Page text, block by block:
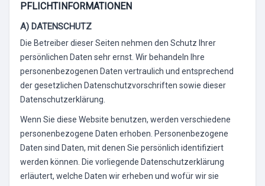
PFLICHTINFORMATIONEN
A) DATENSCHUTZ
Die Betreiber dieser Seiten nehmen den Schutz Ihrer
persönlichen Daten sehr ernst. Wir behandeln Ihre
personenbezogenen Daten vertraulich und entsprechend
der gesetzlichen Datenschutzvorschriften sowie dieser
Datenschutzerklärung.
Wenn Sie diese Website benutzen, werden verschiedene
personenbezogene Daten erhoben. Personenbezogene
Daten sind Daten, mit denen Sie persönlich identifiziert
werden können. Die vorliegende Datenschutzerklärung
erläutert, welche Daten wir erheben und wofür wir sie